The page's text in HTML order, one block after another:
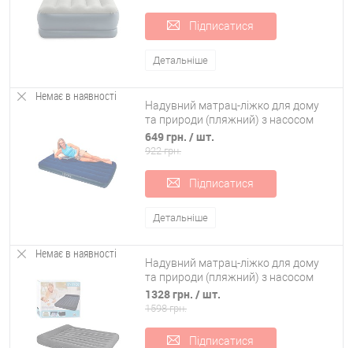
Підписатися
Детальніше
Немає в наявності
Надувний матрац-ліжко для дому
та природи (пляжний) з насосом
191х99см Intex (68757)
649 грн. / шт.
922 грн.
Підписатися
Детальніше
Немає в наявності
Надувний матрац-ліжко для дому
та природи (пляжний) з насосом
203х152см Intex (66769)
1328 грн. / шт.
1598 грн.
Підписатися